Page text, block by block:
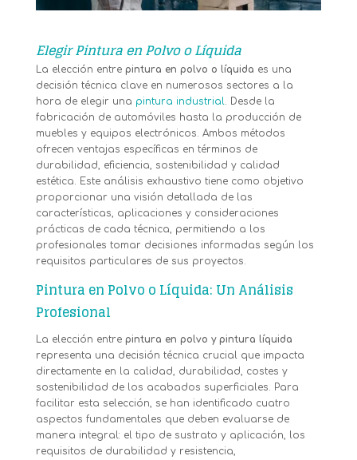
Elegir Pintura en Polvo o Líquida
La elección entre pintura en polvo o líquida es una
decisión técnica clave en numerosos sectores a la
hora de elegir una pintura industrial. Desde la
fabricación de automóviles hasta la producción de
muebles y equipos electrónicos. Ambos métodos
ofrecen ventajas específicas en términos de
durabilidad, eficiencia, sostenibilidad y calidad
estética. Este análisis exhaustivo tiene como objetivo
proporcionar una visión detallada de las
características, aplicaciones y consideraciones
prácticas de cada técnica, permitiendo a los
profesionales tomar decisiones informadas según los
requisitos particulares de sus proyectos.
Pintura en Polvo o Líquida: Un Análisis
Profesional
La elección entre pintura en polvo y pintura líquida
representa una decisión técnica crucial que impacta
directamente en la calidad, durabilidad, costes y
sostenibilidad de los acabados superficiales. Para
facilitar esta selección, se han identificado cuatro
aspectos fundamentales que deben evaluarse de
manera integral: el tipo de sustrato y aplicación, los
requisitos de durabilidad y resistencia,